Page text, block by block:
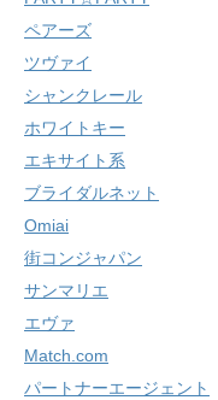
ペアーズ
ツヴァイ
シャンクレール
ホワイトキー
エキサイト系
ブライダルネット
Omiai
街コンジャパン
サンマリエ
エヴァ
Match.com
パートナーエージェント